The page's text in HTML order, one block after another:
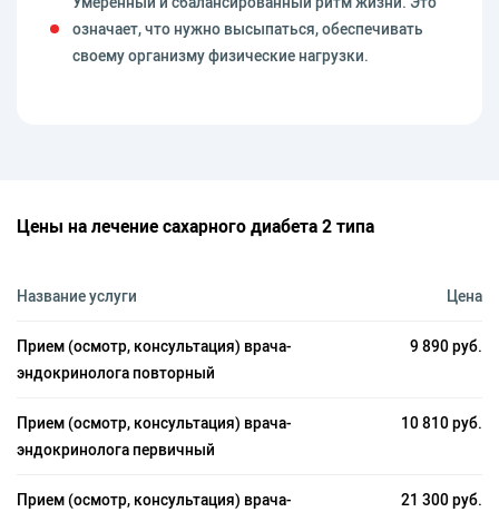
означает, что нужно высыпаться, обеспечивать
своему организму физические нагрузки.
Цены на лечение сахарного диабета 2 типа
Название услуги Цена
Прием (осмотр, консультация) врача-
эндокринолога повторный
9 890 руб.
Прием (осмотр, консультация) врача-
эндокринолога первичный
10 810 руб.
Прием (осмотр, консультация) врача-
21 300 руб.